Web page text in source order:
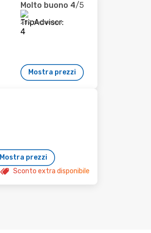
Molto buono 4/5
259 recensioni
Mostra prezzi
Mostra prezzi
Sconto extra disponibile